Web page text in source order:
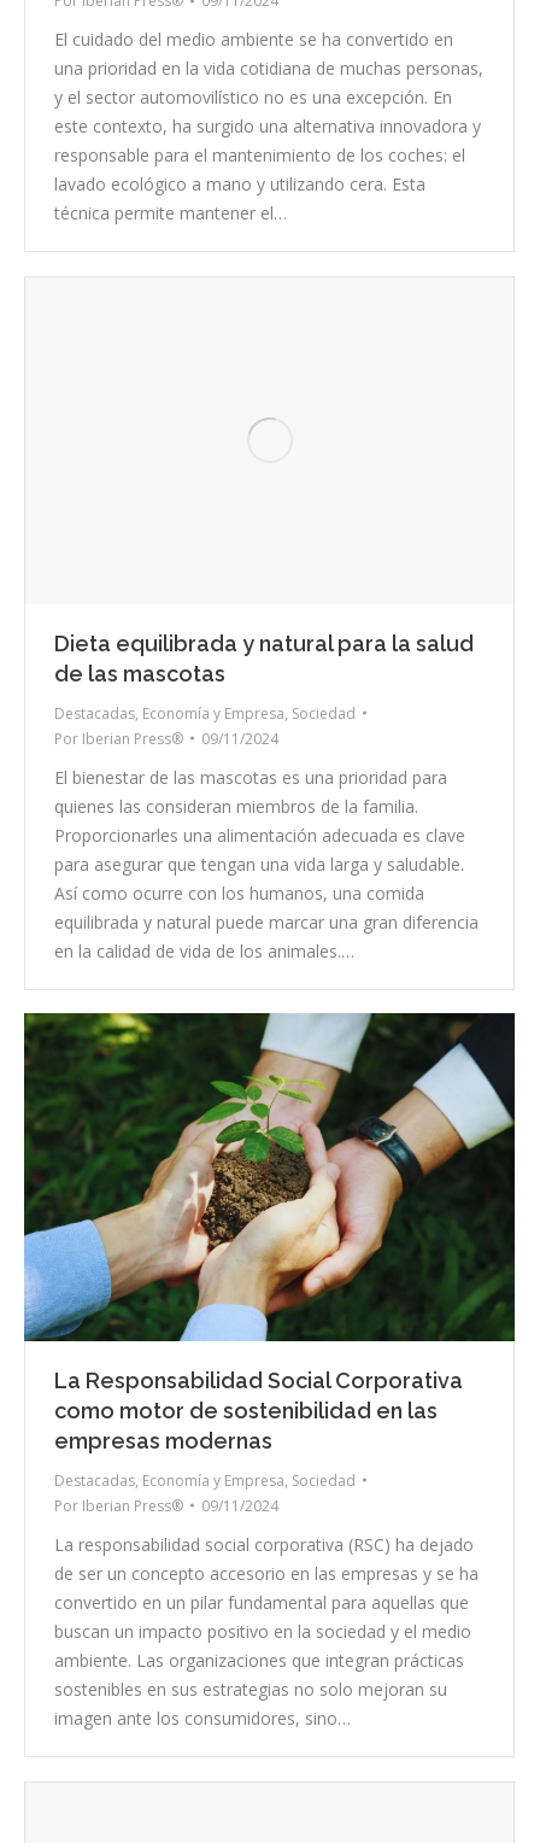
El cuidado del medio ambiente se ha convertido en
una prioridad en la vida cotidiana de muchas personas,
y el sector automovilístico no es una excepción. En
este contexto, ha surgido una alternativa innovadora y
responsable para el mantenimiento de los coches: el
lavado ecológico a mano y utilizando cera. Esta
técnica permite mantener el…
Dieta equilibrada y natural para la salud
de las mascotas
Destacadas, Economía y Empresa, Sociedad
Por Iberian Press® 09/11/2024
El bienestar de las mascotas es una prioridad para
quienes las consideran miembros de la familia.
Proporcionarles una alimentación adecuada es clave
para asegurar que tengan una vida larga y saludable.
Así como ocurre con los humanos, una comida
equilibrada y natural puede marcar una gran diferencia
en la calidad de vida de los animales.…
La Responsabilidad Social Corporativa
como motor de sostenibilidad en las
empresas modernas
Destacadas, Economía y Empresa, Sociedad
Por Iberian Press® 09/11/2024
La responsabilidad social corporativa (RSC) ha dejado
de ser un concepto accesorio en las empresas y se ha
convertido en un pilar fundamental para aquellas que
buscan un impacto positivo en la sociedad y el medio
ambiente. Las organizaciones que integran prácticas
sostenibles en sus estrategias no solo mejoran su
imagen ante los consumidores, sino…